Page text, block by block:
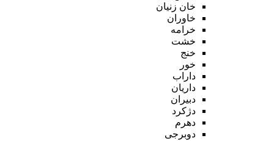
خان زنیان
خاوران
خرامه
خشت
خنج
خور
داراب
داریان
دبیران
دژکرد
دهرم
دوبرجی